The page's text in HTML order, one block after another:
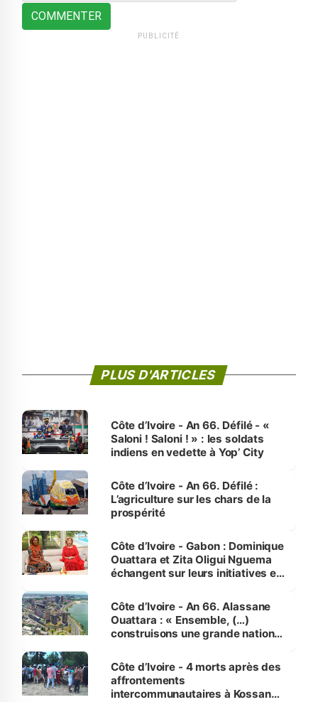
COMMENTER
PUBLICITÉ
PLUS D'ARTICLES
Côte d’Ivoire - An 66. Défilé - «
Saloni ! Saloni ! » : les soldats
indiens en vedette à Yop’ City
Côte d’Ivoire - An 66. Défilé :
L’agriculture sur les chars de la
prospérité
Côte d’Ivoire - Gabon : Dominique
Ouattara et Zita Oligui Nguema
échangent sur leurs initiatives en
enfants
Côte d’Ivoire - An 66. Alassane
Ouattara : « Ensemble, (…)
construisons une grande nation
générations futures »
Côte d’Ivoire - 4 morts après des
affrontements
intercommunautaires à Kossandji